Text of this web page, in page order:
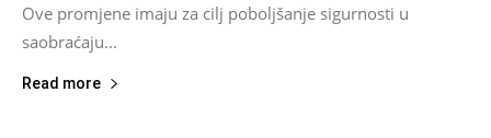
Ove promjene imaju za cilj poboljšanje sigurnosti u
saobraćaju...
Read more